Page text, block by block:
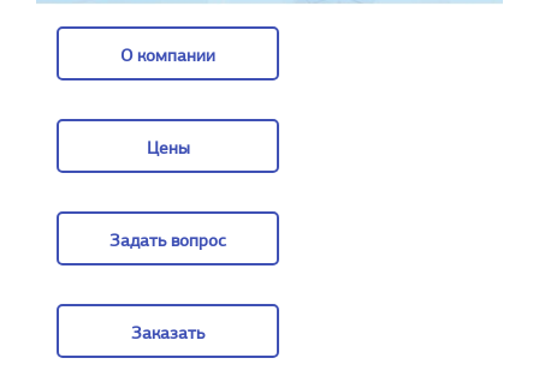
О компании
Цены
Задать вопрос
Заказать